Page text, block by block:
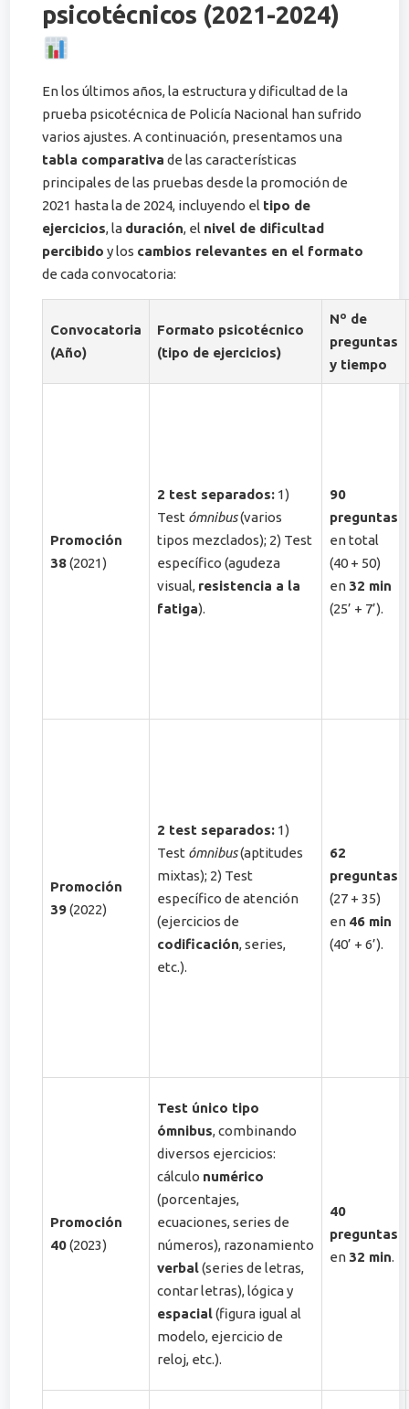
psicotécnicos (2021-2024)
En los últimos años, la estructura y dificultad de la
prueba psicotécnica de Policía Nacional han sufrido
varios ajustes. A continuación, presentamos una
tabla comparativa de las características
principales de las pruebas desde la promoción de
2021 hasta la de 2024, incluyendo el tipo de
ejercicios, la duración, el nivel de dificultad
percibido y los cambios relevantes en el formato
de cada convocatoria:
Convocatoria
(Año)
Formato psicotécnico
(tipo de ejercicios)
Nº de
preguntas
y tiempo
Promoción
38(2021)
2 test separados: 1)
Test ómnibus(varios
tipos mezclados); 2) Test
específico (agudeza
visual, resistencia a la
fatiga)​.
90
preguntas
en total
(40 + 50)
en 32 min
(25’ + 7’)​.
Promoción
39(2022)
2 test separados: 1)
Test ómnibus(aptitudes
mixtas); 2) Test
específico de atención
(ejercicios de
codificación, series,
etc.)​.
62
preguntas
(27 + 35)
en 46 min
(40’ + 6’)​.
Promoción
40(2023)
Test único tipo
ómnibus, combinando
diversos ejercicios:
cálculo numérico
(porcentajes,
ecuaciones, series de
números), razonamiento
verbal(series de letras,
contar letras), lógica y
espacial(figura igual al
modelo, ejercicio de
reloj, etc.)​.
40
preguntas
en 32 min.